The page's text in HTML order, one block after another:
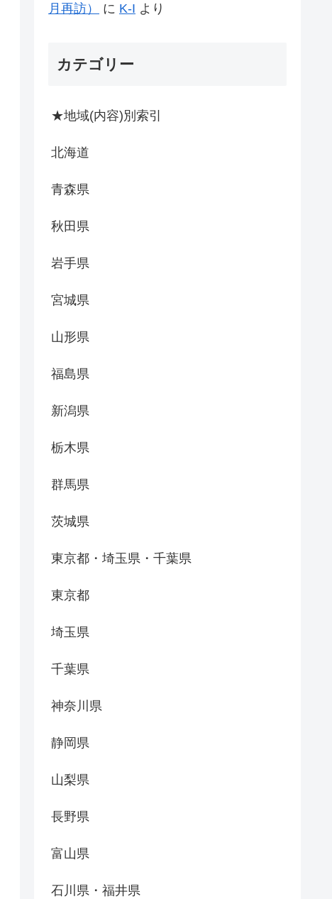
月再訪）
に K-I より
カテゴリー
★地域(内容)別索引
北海道
青森県
秋田県
岩手県
宮城県
山形県
福島県
新潟県
栃木県
群馬県
茨城県
東京都・埼玉県・千葉県
東京都
埼玉県
千葉県
神奈川県
静岡県
山梨県
長野県
富山県
石川県・福井県